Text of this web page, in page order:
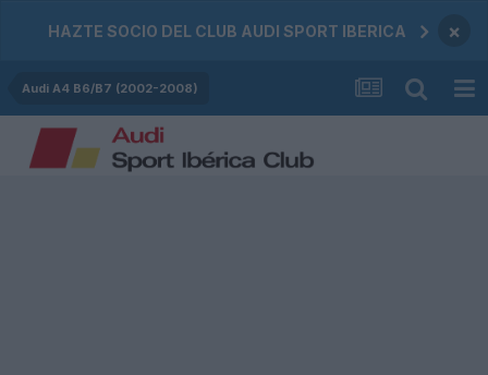
HAZTE SOCIO DEL CLUB AUDI SPORT IBERICA ×
Audi A4 B6/B7 (2002-2008)